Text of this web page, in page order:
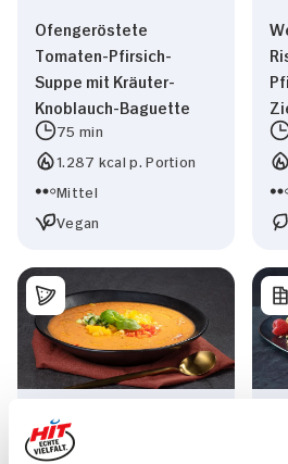
Ofengeröstete
Tomaten-Pfirsich-
Suppe mit Kräuter-
Knoblauch-Baguette
75 min
1.287 kcal p. Portion
Mittel
Vegan
Gazpacho